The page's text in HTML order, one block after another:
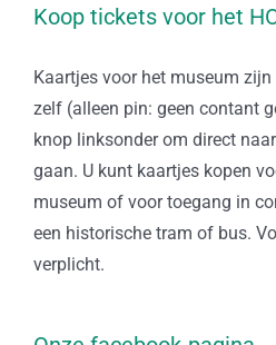
Koop tickets voor het
Kaartjes voor het museum
zelf (alleen pin: geen contant
knop linksonder om direct
gaan. U kunt kaartjes kopen
museum of voor toegang in
een historische tram of bus.
verplicht.